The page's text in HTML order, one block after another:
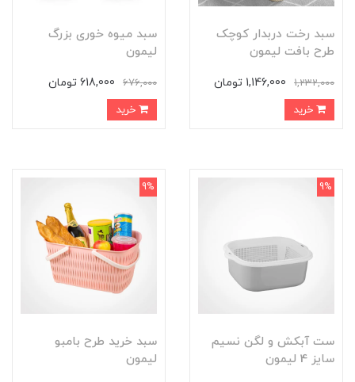
سبد رخت دربدار کوچک
طرح بافت لیمون
1,232,000 1,146,000 تومان
سبد میوه خوری بزرگ
لیمون
676,000 618,000 تومان
ست آبکش و لگن نسیم
سایز 4 لیمون
9%
سبد خرید طرح بامبو
لیمون
9%